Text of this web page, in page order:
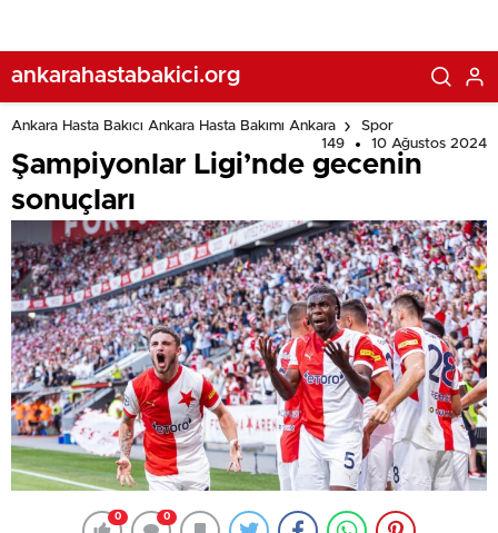
ankarahastabakici.org
Ankara Hasta Bakıcı Ankara Hasta Bakımı Ankara
Spor
149
10 Ağustos 2024
Şampiyonlar Ligi’nde gecenin
sonuçları
0 0